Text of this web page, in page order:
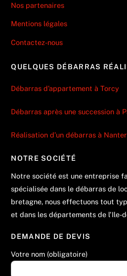
Nos partenaires
Mentions légales
Contactez-nous
QUELQUES DÉBARRAS
Débarras d’appartement à Torcy
Débarras après une succession à
Réalisation d’un débarras à
NOTRE SOCIÉTÉ
Notre société est une entreprise
spécialisée dans le débarras de
bretagne, nous effectuons tout
et dans les départements de l'Ile-
DEMANDE DE DEVIS
Votre nom (obligatoire)